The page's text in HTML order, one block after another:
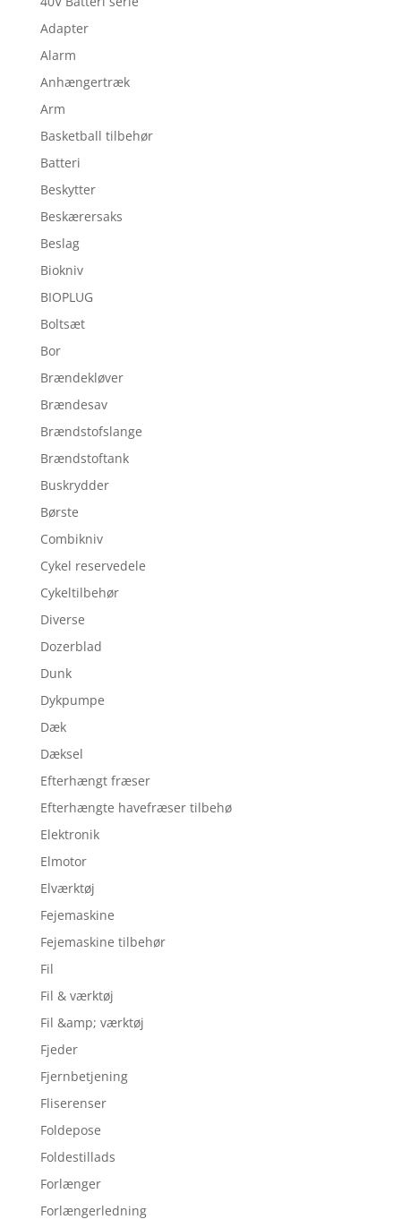
Adapter
Alarm
Anhængertræk
Arm
Basketball tilbehør
Batteri
Beskytter
Beskærersaks
Beslag
Biokniv
BIOPLUG
Boltsæt
Bor
Brændekløver
Brændesav
Brændstofslange
Brændstoftank
Buskrydder
Børste
Combikniv
Cykel reservedele
Cykeltilbehør
Diverse
Dozerblad
Dunk
Dykpumpe
Dæk
Dæksel
Efterhængt fræser
Efterhængte havefræser tilbehø
Elektronik
Elmotor
Elværktøj
Fejemaskine
Fejemaskine tilbehør
Fil
Fil & værktøj
Fil &amp; værktøj
Fjeder
Fjernbetjening
Fliserenser
Foldepose
Foldestillads
Forlænger
Forlængerledning